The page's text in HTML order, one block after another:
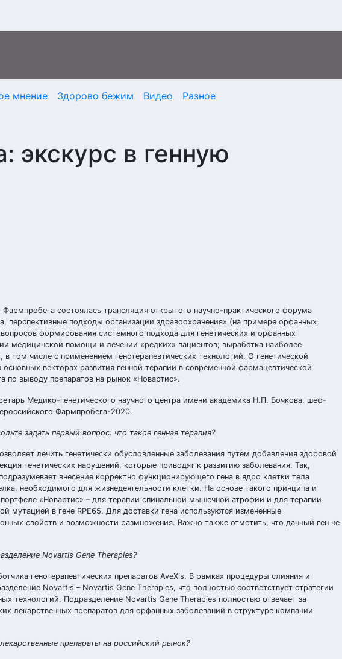
мнение Здорово бежим Видео Разное
экскурс в генную
состоялась трансляция открытого научно-практического форума
перспективные подходы организации здравоохранения» (на примере орфанных
формирования системного подхода для генетических и орфанных
медицинской помощи и лечении «редких» пациентов; выработка наиболее
том числе с применением генотерапевтических технологий. О генетической
векторах развития генной терапии в современной фармацевтической
по выводу препаратов на рынок «Новартис».
Медико-генетического научного центра имени академика Н.П. Бочкова, шеф-
Фармпробега-2020.
задать первый вопрос: что такое генная терапия?
лечить генетически обусловленные заболевания путем добавления здоровой
генетических нарушений, которые приводят к развитию заболевания. Так,
внесение корректно функционирующего гена в ядро клетки тела
необходимого для жизнедеятельности клетки. На основе такого принципа и
«Новартис» – для терапии спинальной мышечной атрофии и для терапии
мутацией в гене RPE65. Для доставки гена используются измененные
свойств и возможности размножения. Важно также отметить, что данный ген не
Novartis Gene Therapies?
генотерапевтических препаратов AveXis. В рамках процедуры слияния и
Novartis – Novartis Gene Therapies, что полностью соответствует стратегии
технологий. Подразделение Novartis Gene Therapies полностью отвечает за
лекарственных препаратов для орфанных заболеваний в структуре компании
препараты на российский рынок?